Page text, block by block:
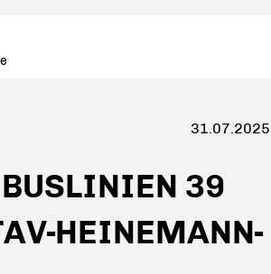
31.07.2025
BUSLINIEN 39
HEINEMANN-